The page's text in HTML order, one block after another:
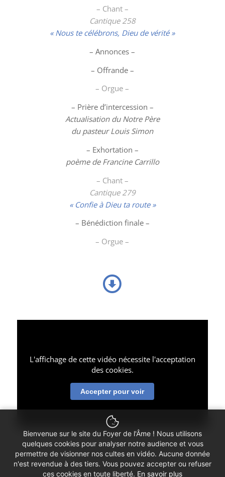
– Chant –
Cantique 258
« Nous te célébrons, Dieu de vérité »
– Annonces –
– Offrande –
– Orgue –
– Prière d’intercession –
Actualisation du Notre Père
du pasteur Louis Simon
– Exhortation –
poème de Francine Carrillo
– Chant –
Cantique 279
« Confie à Dieu ta route »
– Bénédiction finale –
– Orgue –
L'affichage de cette vidéo nécessite l'acceptation
des cookies.
Accepter pour voir
Bienvenue sur le site du Foyer de l'Âme ! Nous utilisons
quelques cookies pour analyser notre audience et vous
permettre de visionner nos cultes en vidéo. Aucune donnée
n'est revendue à des tiers. Vous pouvez accepter ou refuser
ces cookies en toute liberté. En savoir plus